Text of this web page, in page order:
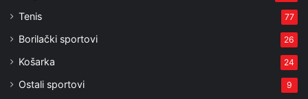
Tenis 77
Borilački sportovi 26
Košarka 24
Ostali sportovi 9